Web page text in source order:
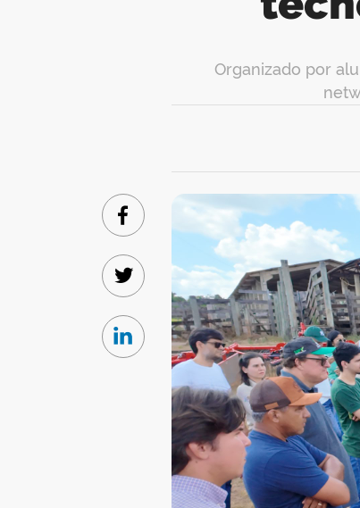
Organizado por
Facebook
Twitter
Linkedin